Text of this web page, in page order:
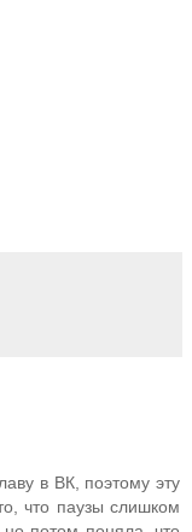
в ВК, поэтому эту
что паузы слишком